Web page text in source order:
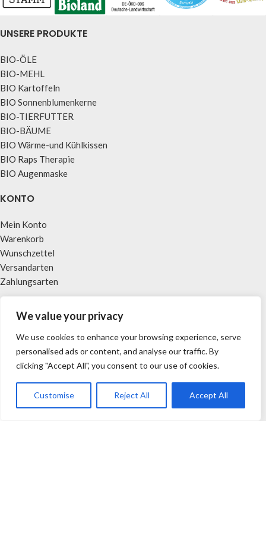
We value your privacy
We use cookies to enhance your browsing experience, serve
personalised ads or content, and analyse our traffic. By
clicking "Accept All", you consent to our use of cookies.
Customise Reject All Accept All
UNSERE PRODUKTE
BIO-ÖLE
BIO-MEHL
BIO Kartoffeln
BIO Sonnenblumenkerne
BIO-TIERFUTTER
BIO-BÄUME
BIO Wärme-und Kühlkissen
BIO Raps Therapie
BIO Augenmaske
KONTO
Mein Konto
Warenkorb
Wunschzettel
Versandarten
Zahlungsarten
Unsere Partner
Cookie Einstellungen